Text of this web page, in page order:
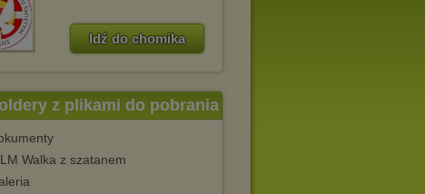
Idź do chomika
z plikami do pobrania
Walka z szatanem